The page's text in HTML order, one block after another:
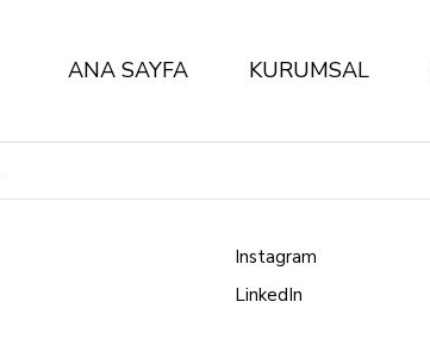
ANA SAYFA KURUMSAL
Hakkımızda
Instagram
LinkedIn